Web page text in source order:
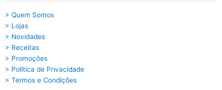
> Quem Somos
> Lojas
> Novidades
> Receitas
> Promoções
> Política de Privacidade
> Termos e Condições